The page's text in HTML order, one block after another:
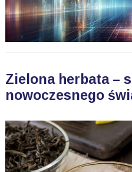
Zielona herbata –
nowoczesnego